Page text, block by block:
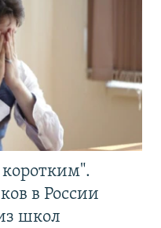
в России
школ